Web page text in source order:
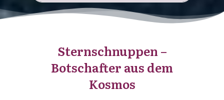
Sternschnuppen –
Botschafter aus dem
Kosmos